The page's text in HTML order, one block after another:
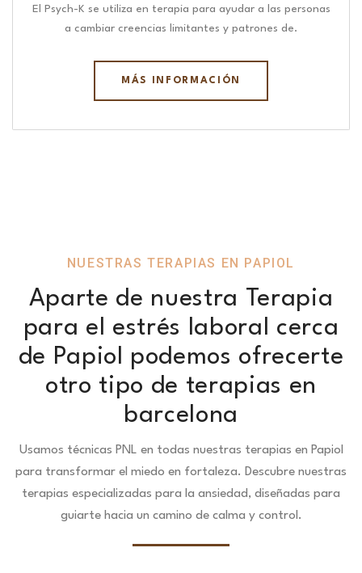
El Psych-K se utiliza en terapia para ayudar a las personas
a cambiar creencias limitantes y patrones de.
MÁS INFORMACIÓN
NUESTRAS TERAPIAS EN PAPIOL
Aparte de nuestra Terapia
para el estrés laboral cerca
de Papiol podemos ofrecerte
otro tipo de terapias en
barcelona
Usamos técnicas PNL en todas nuestras terapias en Papiol
para transformar el miedo en fortaleza. Descubre nuestras
terapias especializadas para la ansiedad, diseñadas para
guiarte hacia un camino de calma y control.